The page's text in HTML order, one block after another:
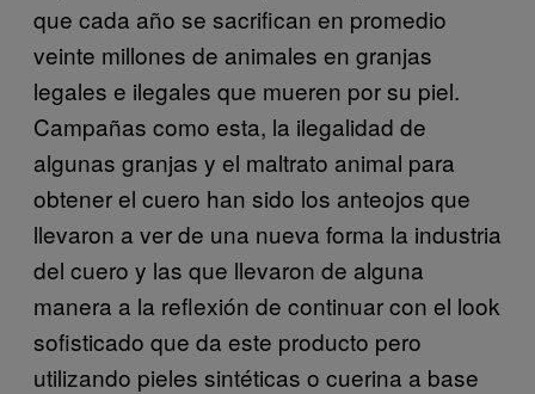
que cada año se sacrifican en promedio
veinte millones de animales en granjas
legales e ilegales que mueren por su piel.
Campañas como esta, la ilegalidad de
algunas granjas y el maltrato animal para
obtener el cuero han sido los anteojos que
llevaron a ver de una nueva forma la industria
del cuero y las que llevaron de alguna
manera a la reflexión de continuar con el look
sofisticado que da este producto pero
utilizando pieles sintéticas o cuerina a base